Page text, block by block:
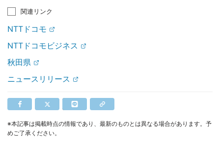
関連リンク
NTTドコモ
NTTドコモビジネス
秋田県
ニュースリリース
※本記事は掲載時点の情報であり、最新のものとは異なる場合があります。予
めご了承ください。